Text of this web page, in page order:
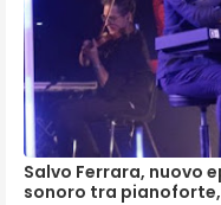
Salvo Ferrara, nuovo
sonoro tra